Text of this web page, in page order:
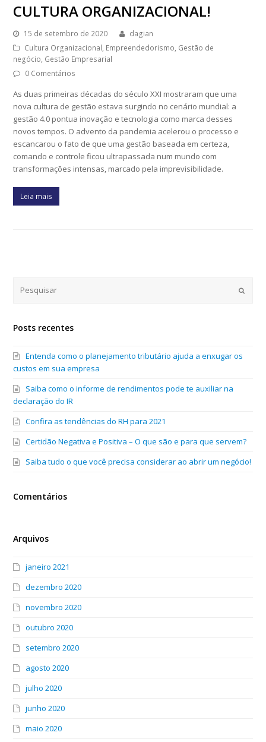
CULTURA ORGANIZACIONAL!
15 de setembro de 2020
dagian
Cultura Organizacional, Empreendedorismo, Gestão de
negócio, Gestão Empresarial
0 Comentários
As duas primeiras décadas do século XXI mostraram que uma
nova cultura de gestão estava surgindo no cenário mundial: a
gestão 4.0 pontua inovação e tecnologia como marca desses
novos tempos. O advento da pandemia acelerou o processo e
escancarou o fato de que uma gestão baseada em certeza,
comando e controle ficou ultrapassada num mundo com
transformações intensas, marcado pela imprevisibilidade.
Leia mais
Submit
Posts recentes
Entenda como o planejamento tributário ajuda a enxugar os
custos em sua empresa
Saiba como o informe de rendimentos pode te auxiliar na
declaração do IR
Confira as tendências do RH para 2021
Certidão Negativa e Positiva – O que são e para que servem?
Saiba tudo o que você precisa considerar ao abrir um negócio!
Comentários
Arquivos
janeiro 2021
dezembro 2020
novembro 2020
outubro 2020
setembro 2020
agosto 2020
julho 2020
junho 2020
maio 2020